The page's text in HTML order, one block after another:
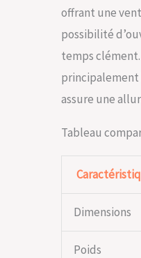
offrant une
possibilité
temps
principalement
assure une
Tableau
Dimensions
Poids